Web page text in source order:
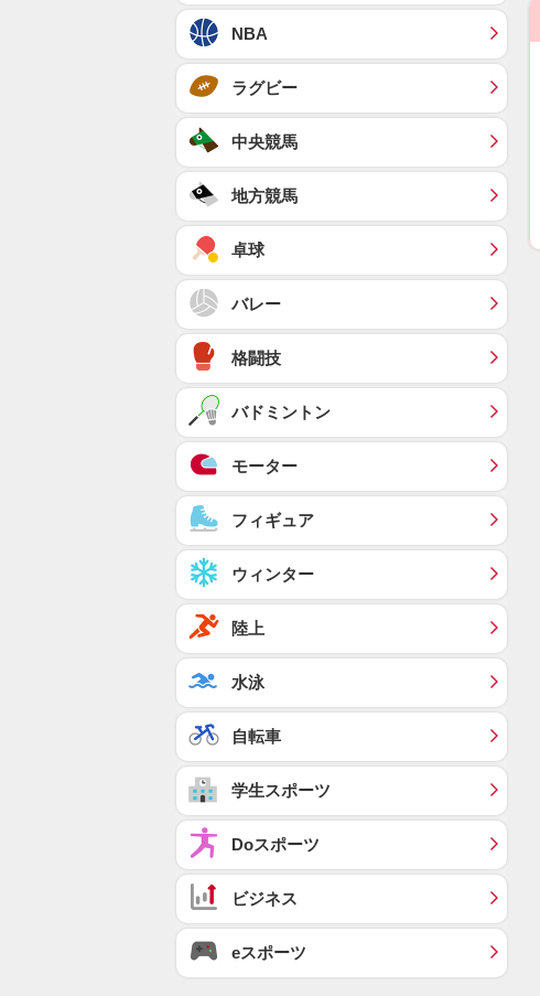
NBA
ラグビー
中央競馬
地方競馬
卓球
バレー
格闘技
バドミントン
モーター
フィギュア
ウィンター
陸上
水泳
自転車
学生スポーツ
Doスポーツ
ビジネス
eスポーツ